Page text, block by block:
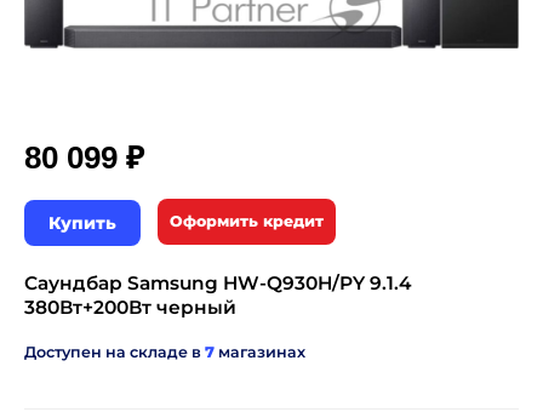
80 099 ₽
Купить Оформить кредит
Саундбар Samsung HW-Q930H/PY 9.1.4
380Вт+200Вт черный
Доступен на складе в 7 магазинах